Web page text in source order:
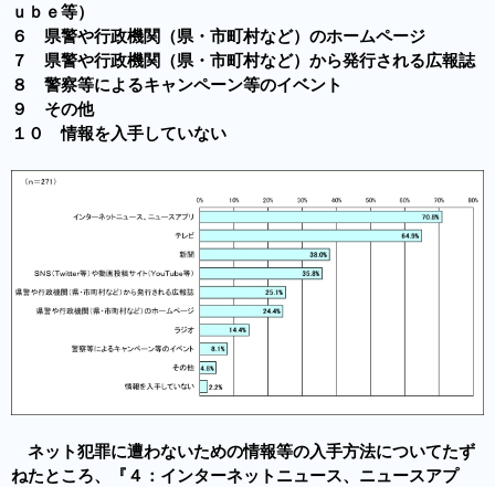
ｕｂｅ等）
６ 県警や行政機関（県・市町村など）のホームページ
７ 県警や行政機関（県・市町村など）から発行される広報誌
８ 警察等によるキャンペーン等のイベント
９ その他
１０ 情報を入手していない
ネット犯罪に遭わないための情報等の入手方法についてたず
ねたところ、『４：インターネットニュース、ニュースアプ